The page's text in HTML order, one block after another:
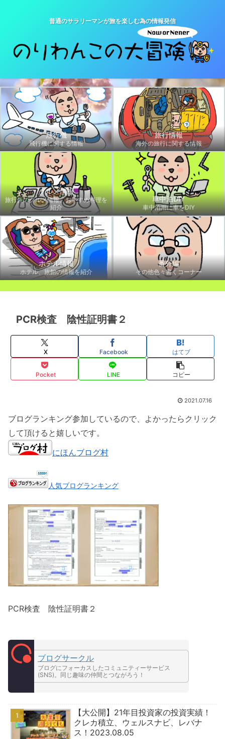
普通のサラリーマンが旅を楽しむ為の情報発信
飛行機
飛行機に関する情報
旅行情報
海外の旅行に関する情報
グルメ情報
旅行先のグルメ情報、おすすめ料理を
紹介
車中泊DIY
車中泊用に車をDIY
ホテル情報
ホテル、旅館の情報を紹介
番外編
その他色々書くコーナー
PCR検査 陰性証明書２
X Facebook はてブ
Pocket LINE コピー
2021.07.16
ブログランキング参加しているので、よかったらクリック
して頂けると嬉しいです。
にほんブログ村
人気ブログランキング
PCR検査 陰性証明書２
ブログサークル
ブログにフォーカスしたコミュニティーサービス
(SNS)。同じ趣味の仲間とつながろう！
【大公開】21年目投資家の投資実績！
クレカ積立、ウェルスナビ、レバナ
ス！2023.08.05